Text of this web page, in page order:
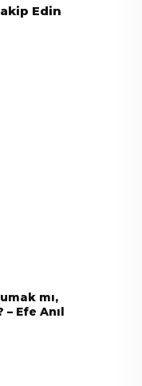
Edin
mı,
Efe Anıl